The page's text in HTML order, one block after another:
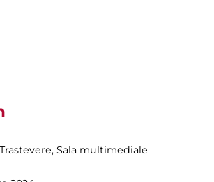
, Sala multimediale